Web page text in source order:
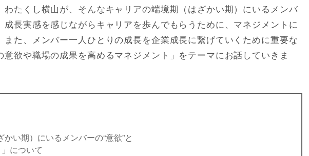
わたくし横山が、そんなキャリアの端境期（はざかい期）にいるメンバ
長実感を感じながらキャリアを歩んでもらうために、マネジメントに
また、メンバー一人ひとりの成長を企業成長に繋げていくために重要な
意欲や職場の成果を高めるマネジメント」 をテーマにお話していきま
かい期）にいるメンバーの“意欲”と
について